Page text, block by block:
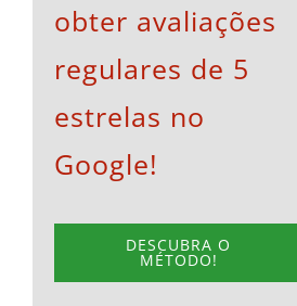
obter avaliações
regulares de 5
estrelas no
Google!
DESCUBRA O
MÉTODO!